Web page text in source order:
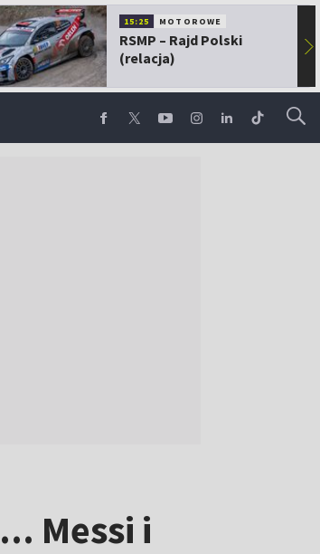
15:25 MOTOROWE
RSMP – Rajd Polski
(relacja)
▶
Messi i